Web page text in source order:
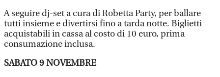
A seguire dj-set a cura di Robetta Party, per ballare
tutti insieme e divertirsi fino a tarda notte. Biglietti
acquistabili in cassa al costo di 10 euro, prima
consumazione inclusa.
SABATO 9 NOVEMBRE